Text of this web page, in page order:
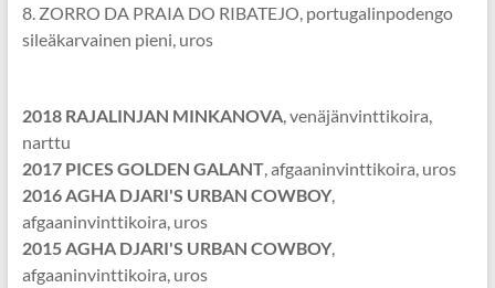
8. ZORRO DA PRAIA DO RIBATEJO, portugalinpodengo
sileäkarvainen pieni, uros
2018 RAJALINJAN MINKANOVA, venäjänvinttikoira,
narttu
2017 PICES GOLDEN GALANT, afgaaninvinttikoira, uros
2016 AGHA DJARI'S URBAN COWBOY,
afgaaninvinttikoira, uros
2015 AGHA DJARI'S URBAN COWBOY,
afgaaninvinttikoira, uros